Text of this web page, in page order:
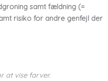
samt fældning (=
risiko for andre genfejl der
at vise farver.